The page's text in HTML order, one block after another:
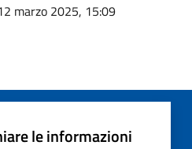
marzo 2025, 15:09
le informazioni